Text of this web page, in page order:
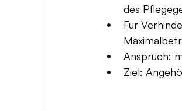
des
Für
Anspruch:
Ziel: